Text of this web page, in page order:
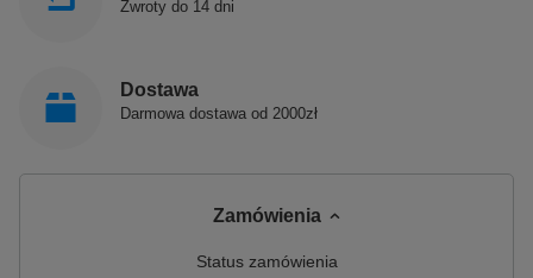
Zwroty do 14 dni
Dostawa
Darmowa dostawa od 2000zł
Zamówienia
Status zamówienia